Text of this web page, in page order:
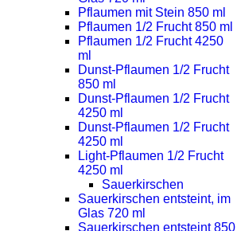
Pflaumen mit Stein 850 ml
Pflaumen 1/2 Frucht 850 ml
Pflaumen 1/2 Frucht 4250
ml
Dunst-Pflaumen 1/2 Frucht
850 ml
Dunst-Pflaumen 1/2 Frucht
4250 ml
Dunst-Pflaumen 1/2 Frucht
4250 ml
Light-Pflaumen 1/2 Frucht
4250 ml
Sauerkirschen
Sauerkirschen entsteint, im
Glas 720 ml
Sauerkirschen entsteint 850